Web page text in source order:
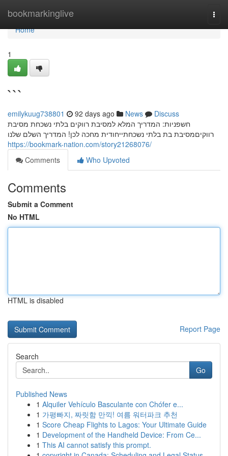
bookmarkinglive
Home
Home
1
```
emilykuug738801 92 days ago News
Discuss
חשפניות: המדריך המלא למסיבת רווקים בלתי נשכחת מסיבת
רווקיםמסיבת בת בלתי נשכחתייחודית מחכה לכן! המדריך השלם שלנו
https://bookmark-nation.com/story21268076/
Comments
Who Upvoted
Comments
Submit a Comment
No HTML
HTML is disabled
Report Page
Search
Go
Published News
1 Alquiler Vehículo Basculante con Chófer e...
1 가평빠지, 짜릿함 만끽! 여름 워터파크 추천
1 Score Cheap Flights to Lagos: Your Ultimate Guide
1 Development of the Handheld Device: From Ce...
1 This AI cannot satisfy this prompt.